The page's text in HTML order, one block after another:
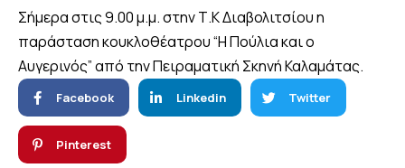
Σήμερα στις 9.00 μ.μ. στην Τ.Κ Διαβολιτσίου η
παράσταση κουκλοθέατρου “Η Πούλια και ο
Αυγερινός” από την Πειραματική Σκηνή Καλαμάτας.
Facebook Linkedin Twitter
Pinterest